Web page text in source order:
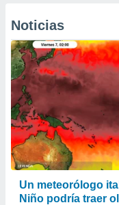
Noticias
Un meteorólogo
Niño podría traer